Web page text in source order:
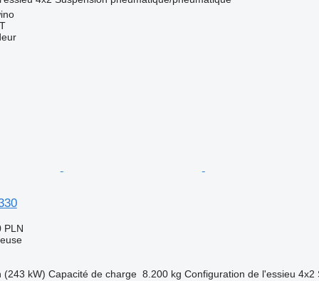
PLN
(243 kW) Capacité de charge 8.200 kg Configuration de l'essieu 4x2